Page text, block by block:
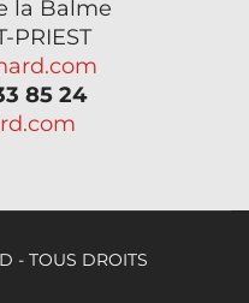
la Balme
PRIEST
85 24
- TOUS DROITS